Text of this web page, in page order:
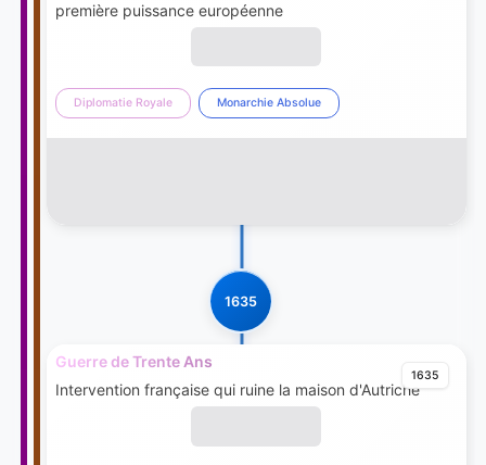
première puissance européenne
Diplomatie Royale Monarchie Absolue
1635
1635
Guerre de Trente Ans
Intervention française qui ruine la maison d'Autriche